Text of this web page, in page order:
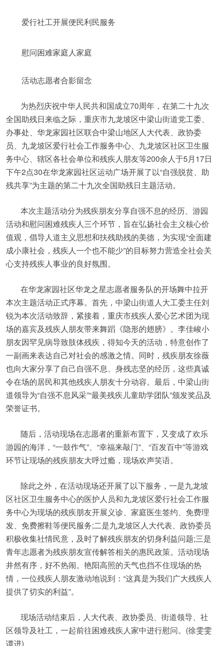
爱行社工开展便民利民服务
慰问困难家庭人家庭
活动志愿者合影留念
为热烈庆祝中华人民共和国成立70周年，在第二十九次
全国助残日来临之际，重庆市九龙坡区中梁山街道党工委、
办事处、华龙家园社区联合中梁山地区人大代表、政协委
员、九龙坡区爱行社会工作服务中心、九龙坡区社区卫生服
务中心、辖区各社会单位和残疾人朋友等200余人于5月17日
下午2点30在华龙家园社区运动广场开展了以“自强脱贫、助
残共享”为主题的第二十九次全国助残日主题活动。
本次主题活动分为残疾朋友分享自强不息的经历、游园
活动和慰问困难残疾人三个环节，旨在弘扬社会主义核心价
值观，倡导人道主义思想和扶残助残的美德，为实现“全面建
成小康社会，残疾人一个也不能少”的目标努力营造全社会关
心支持残疾人事业的良好氛围。
在华龙家园社区华龙之星志愿者服务队的开场舞中拉开
本次主题活动正式序幕。首先，中梁山街道人大工委主任刘
锐为本次活动致辞，紧接着，重庆市残疾人爱心艺术团为现
场的嘉宾及残疾人朋友带来舞蹈《隐形的翅膀》。李佳峻小
朋友因罕见病导致肢体残疾，得知今天的活动，特意创作了
一副画来表达自己对社会的感激之情。同时，残疾朋友徐薇
也向大家分享了自己自强不息、身残志坚的经历，这些真诚
令在场的居民和其他残疾人朋友十分动容。最后，中梁山街
道领导为“自强不息风采”“最美残疾儿童助学团队”颁发奖品及
荣誉证书。
随后，活动现场在志愿者的重新布置下，又变成了欢乐
游园的海洋，“一鼓作气”、“幸福来敲门”、“百发百中”等游戏
环节让现场的残疾朋友大呼过瘾，现场欢声笑语。
除此之外，在活动现场还开展了以下服务，一是九龙坡
区社区卫生服务中心的医护人员和九龙坡区爱行社会工作服
务中心为现场的残疾朋友开展义诊、家庭医生签约、免费理
发、免费擦鞋等便民服务;二是九龙坡区人大代表、政协委员
积极收集社情民意，及时了解残疾朋友的切身利益问题;三是
青年志愿者为残疾朋友宣传解答相关的惠民政策。活动现场
井然有序，好不热闹。艳阳高照的天气也挡不住现场的热
情，一位残疾人朋友激动地说到：“这真是为我们广大残疾人
提供了切实的利益”。
现场活动结束后，人大代表、政协委员、街道领导、社
区领导及社工，一起前往困难残疾人家中进行慰问。(徐雯雯
谭进)